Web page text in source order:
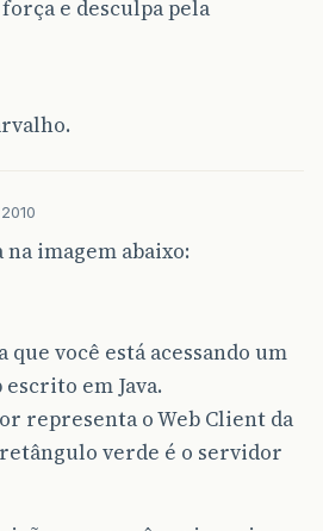
e desculpa pela
na imagem abaixo:
que você está acessando um
em Java.
representa o Web Client da
verde é o servidor